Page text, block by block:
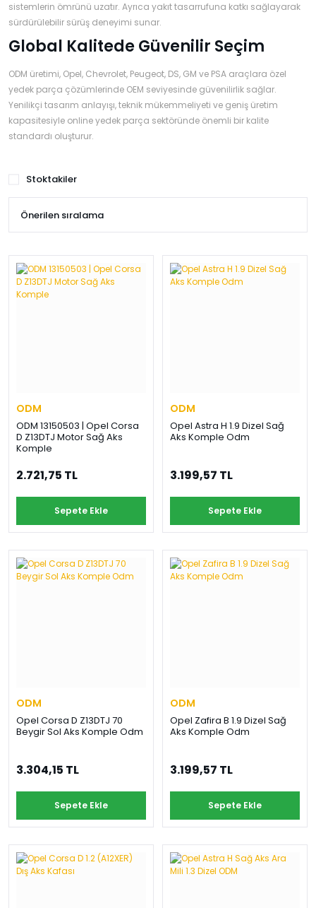
sistemlerin ömrünü uzatır. Ayrıca yakıt tasarrufuna katkı sağlayarak
sürdürülebilir sürüş deneyimi sunar.
Global Kalitede Güvenilir Seçim
ODM üretimi, Opel, Chevrolet, Peugeot, DS, GM ve PSA araçlara özel
yedek parça çözümlerinde OEM seviyesinde güvenilirlik sağlar.
Yenilikçi tasarım anlayışı, teknik mükemmeliyeti ve geniş üretim
kapasitesiyle online yedek parça sektöründe önemli bir kalite
standardı oluşturur.
Stoktakiler
ODM
ODM 13150503 | Opel Corsa
D Z13DTJ Motor Sağ Aks
Komple
2.721,75 TL
Sepete Ekle
ODM
Opel Astra H 1.9 Dizel Sağ
Aks Komple Odm
3.199,57 TL
Sepete Ekle
ODM
Opel Corsa D Z13DTJ 70
Beygir Sol Aks Komple Odm
3.304,15 TL
Sepete Ekle
ODM
Opel Zafira B 1.9 Dizel Sağ
Aks Komple Odm
3.199,57 TL
Sepete Ekle